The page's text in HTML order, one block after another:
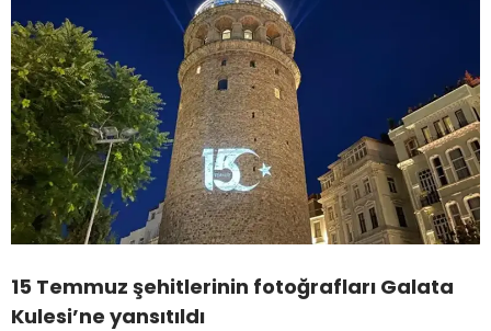
15 Temmuz şehitlerinin fotoğrafları Galata
Kulesi’ne yansıtıldı